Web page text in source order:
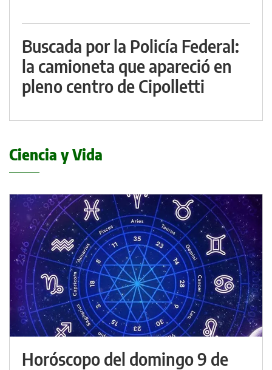
Buscada por la Policía Federal:
la camioneta que apareció en
pleno centro de Cipolletti
Ciencia y Vida
Horóscopo del domingo 9 de